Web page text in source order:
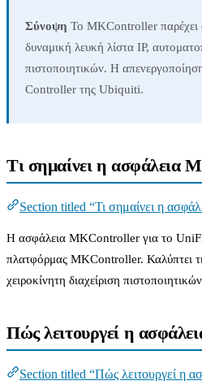
Σύνοψη Το MKController παρέχει
δυναμική λευκή λίστα IP,
πιστοποιητικών. Η
Controller της Ubiquiti.
Τι σημαίνει η ασφάλεια
Section titled “Τι σημαίνει η
Η ασφάλεια MKController για το UniFi
πλατφόρμας MKController. Καλύπτει
χειροκίνητη διαχείριση
Πώς λειτουργεί η
Section titled “Πώς λειτουργεί η